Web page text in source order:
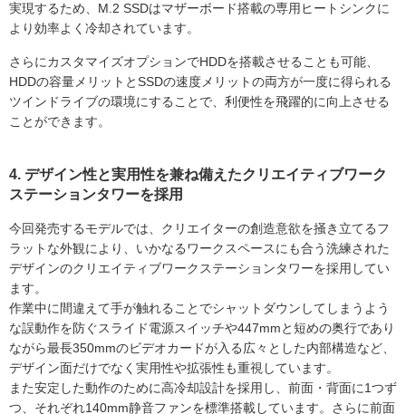
実現するため、M.2 SSDはマザーボード搭載の専用ヒートシンクに
より効率よく冷却されています。
さらにカスタマイズオプションでHDDを搭載させることも可能、
HDDの容量メリットとSSDの速度メリットの両方が一度に得られる
ツインドライブの環境にすることで、利便性を飛躍的に向上させる
ことができます。
4. デザイン性と実用性を兼ね備えたクリエイティブワーク
ステーションタワーを採用
今回発売するモデルでは、クリエイターの創造意欲を掻き立てるフ
ラットな外観により、いかなるワークスペースにも合う洗練された
デザインのクリエイティブワークステーションタワーを採用してい
ます。
作業中に間違えて手が触れることでシャットダウンしてしまうよう
な誤動作を防ぐスライド電源スイッチや447mmと短めの奥行であり
ながら最長350mmのビデオカードが入る広々とした内部構造など、
デザイン面だけでなく実用性や拡張性も重視しています。
また安定した動作のために高冷却設計を採用し、前面・背面に1つず
つ、それぞれ140mm静音ファンを標準搭載しています。さらに前面